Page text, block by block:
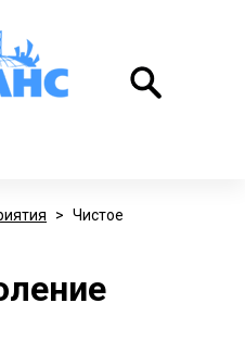
> Чистое